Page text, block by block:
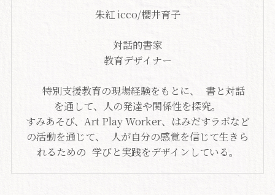
朱紅 icco/櫻井育子
対話的書家
教育デザイナー
特別支援教育の現場経験をもとに、 書と対話
を通して、人の発達や関係性を探究。
すみあそび、Art Play Worker、はみだすラボなど
の活動を通じて、 人が自分の感覚を信じて生きら
れるための 学びと実践をデザインしている。